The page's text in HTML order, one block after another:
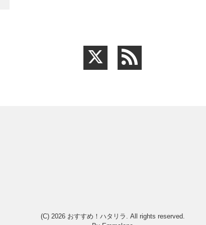
(C) 2026 おすすめ！ハタリラ . All rights reserved.